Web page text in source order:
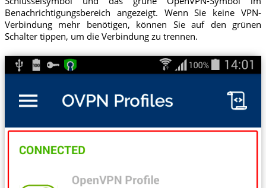
Benachrichtigungsbereich angezeigt. Wenn Sie keine VPN-
Verbindung mehr benötigen, können Sie auf den grünen
Schalter tippen, um die Verbindung zu trennen.